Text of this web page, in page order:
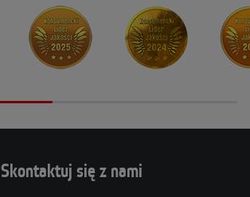
Skontaktuj się z nami